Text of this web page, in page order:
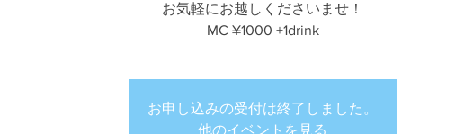
お気軽にお越しくださいませ！
MC ¥1000 +1drink
お申し込みの受付は終了しました。
他のイベントを見る